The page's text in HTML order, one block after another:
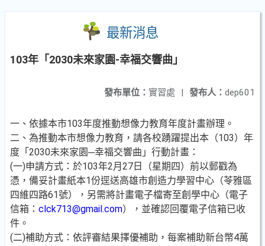
最新消息
103年「2030未來家園-幸福交響曲」
發布人： dep601
發布單位： 實習處 |
一、依據本市103年度推動想像力教育年度計畫辦理。
二、為推動本市想像力教育，請各校踴躍提出本（103）年
度「2030未來家園─幸福交響曲」行動計畫：
(一)申請方式：於103年2月27日（星期四）前以郵戳為
憑，備妥計畫紙本1份逕送高雄市創造力學習中心（苓雅區
四維四路61號），另需將計畫電子檔寄至創學中心（電子
信箱： clck713@gmail.com），並確認回覆電子信箱已收
件。
(二)補助方式：依評審結果擇優補助，每案補助新台幣4萬